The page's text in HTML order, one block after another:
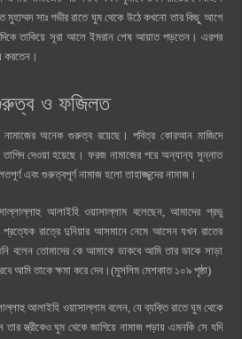
মুহাম্মদ সাঃ গভীর রাতে ঘুম থেকে উঠে কখনো তার কিছু আগে
তাকিয়ে সূরা আলে ইমরান শেষ আয়াত পড়তেন। এরপর
করতেন।
ও ফজিলত
নামাজের অনেক গুরুত্ব রয়েছে। পবিত্র কোরআন মাজিদে
তাগিদ দেওয়া হয়েছে। ফরজ নামাজের পরে অন্যান্য সুন্নাত
এবং গুরুত্বপূর্ণ নামাজ হলো তাহাজ্জুদের নামাজ।
আলাইহি ওয়াসাল্লাম বলেছেন, আমাদের প্রভু
প্রত্যেক রাত্রে দুনিয়ার আসমানে নেমে আসেন যখন রাতের
বলেন তোমাদের কে আমাকে ডাকবে আমি তার ডাকে সাড়া
আমি তাকে ক্ষমা করে দেব।(মুসলিম মেশকাত ১০৯ পৃষ্ঠা)
আলাইহি ওয়াসাল্লাম বলেন, যে ব্যক্তি রাতে ঘুম থেকে
স্ত্রীকেও ঘুম থেকে জাগিয়ে নামাজ পড়ায় এমনকি সে যদি